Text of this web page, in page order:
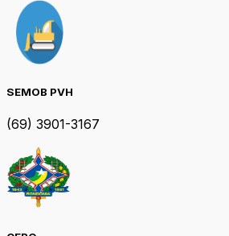
SEMOB PVH
(69) 3901-3167